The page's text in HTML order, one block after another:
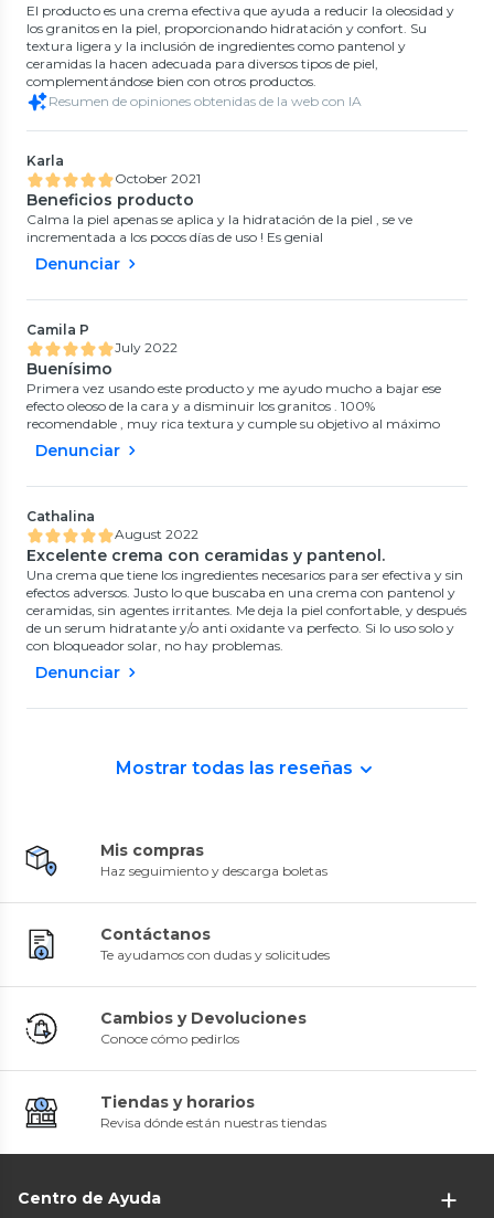
El producto es una crema efectiva que ayuda a reducir la oleosidad y
los granitos en la piel, proporcionando hidratación y confort. Su
textura ligera y la inclusión de ingredientes como pantenol y
ceramidas la hacen adecuada para diversos tipos de piel,
complementándose bien con otros productos.
Resumen de opiniones obtenidas de la web con IA
Karla
October 2021
Beneficios producto
Calma la piel apenas se aplica y la hidratación de la piel , se ve
incrementada a los pocos días de uso ! Es genial
Denunciar
Camila P
July 2022
Buenísimo
Primera vez usando este producto y me ayudo mucho a bajar ese
efecto oleoso de la cara y a disminuir los granitos . 100%
recomendable , muy rica textura y cumple su objetivo al máximo
Denunciar
Cathalina
August 2022
Excelente crema con ceramidas y pantenol.
Una crema que tiene los ingredientes necesarios para ser efectiva y sin
efectos adversos. Justo lo que buscaba en una crema con pantenol y
ceramidas, sin agentes irritantes. Me deja la piel confortable, y después
de un serum hidratante y/o anti oxidante va perfecto. Si lo uso solo y
con bloqueador solar, no hay problemas.
Denunciar
Mostrar todas las reseñas
Mis compras
Haz seguimiento y descarga boletas
Contáctanos
Te ayudamos con dudas y solicitudes
Cambios y Devoluciones
Conoce cómo pedirlos
Tiendas y horarios
Revisa dónde están nuestras tiendas
Centro de Ayuda